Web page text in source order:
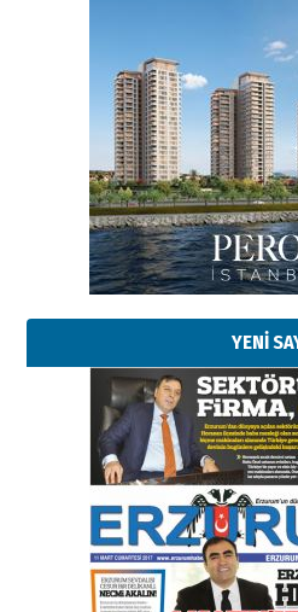
YENİ
Esat BİNDESEN
TRT’NİN BÖLGEYE
Kadir SABUNCUOĞLU
Erzurumspor’un
29 Haziran 2026 Pazartesi
Kenan GÜLERCİ
Murat Şahsuvaroğlu
çıtayı yukarı
yönetimdekiler
çekmemeli!